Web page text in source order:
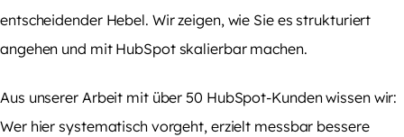
entscheidender Hebel. Wir zeigen, wie Sie es strukturiert
angehen und mit HubSpot skalierbar machen.
Aus unserer Arbeit mit über 50 HubSpot-Kunden wissen wir:
Wer hier systematisch vorgeht, erzielt messbar bessere